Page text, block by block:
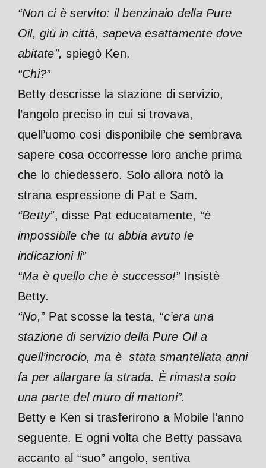
“Non ci è servito: il benzinaio della Pure
Oil, giù in città, sapeva esattamente dove
abitate”, spiegò Ken.
“Chi?”
Betty descrisse la stazione di servizio,
l’angolo preciso in cui si trovava,
quell’uomo così disponibile che sembrava
sapere cosa occorresse loro anche prima
che lo chiedessero. Solo allora notò la
strana espressione di Pat e Sam.
“Betty”, disse Pat educatamente, “è
impossibile che tu abbia avuto le
indicazioni li”
“Ma è quello che è successo!” Insistè
Betty.
“No,” Pat scosse la testa, “c’era una
stazione di servizio della Pure Oil a
quell’incrocio, ma è stata smantellata anni
fa per allargare la strada. È rimasta solo
una parte del muro di mattoni”.
Betty e Ken si trasferirono a Mobile l’anno
seguente. E ogni volta che Betty passava
accanto al “suo” angolo, sentiva